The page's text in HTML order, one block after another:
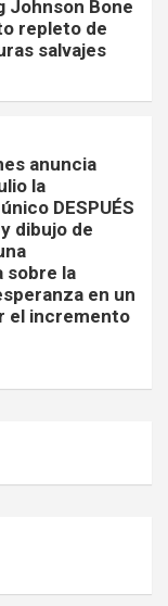
Johnson Bone
repleto de
salvajes
anuncia
la
DESPUÉS
dibujo de
sobre la
en un
el incremento